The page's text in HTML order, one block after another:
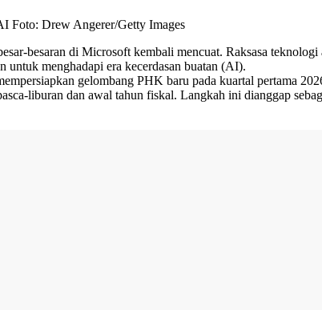
Foto: Drew Angerer/Getty Images
besaran di Microsoft kembali mencuat. Raksasa
untuk menghadapi era kecerdasan buatan (AI).
gelombang PHK baru pada kuartal pertama
liburan dan awal tahun fiskal. Langkah ini dianggap